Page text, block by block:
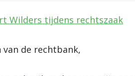
Wilders tijdens rechtszaak
de rechtbank,